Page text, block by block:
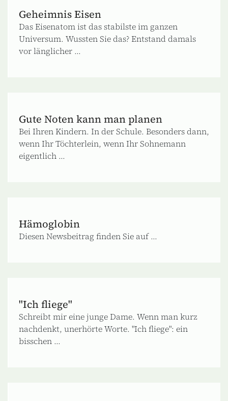
Geheimnis Eisen
Das Eisenatom ist das stabilste im ganzen
Universum. Wussten Sie das? Entstand damals
vor länglicher ...
Gute Noten kann man planen
Bei Ihren Kindern. In der Schule. Besonders dann,
wenn Ihr Töchterlein, wenn Ihr Sohnemann
eigentlich ...
Hämoglobin
Diesen Newsbeitrag finden Sie auf ...
"Ich fliege"
Schreibt mir eine junge Dame. Wenn man kurz
nachdenkt, unerhörte Worte. "Ich fliege": ein
bisschen ...